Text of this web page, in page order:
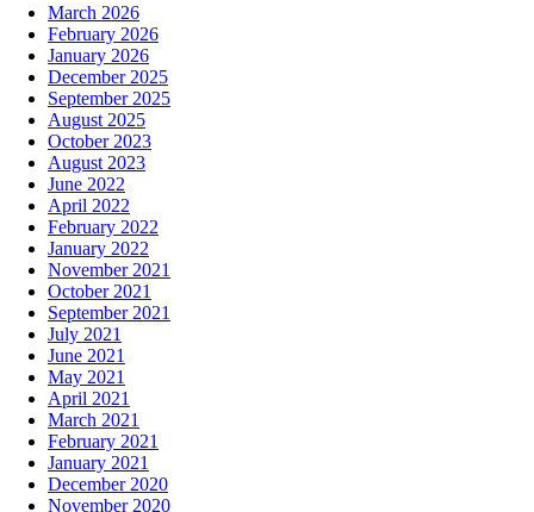
March 2026
February 2026
January 2026
December 2025
September 2025
August 2025
October 2023
August 2023
June 2022
April 2022
February 2022
January 2022
November 2021
October 2021
September 2021
July 2021
June 2021
May 2021
April 2021
March 2021
February 2021
January 2021
December 2020
November 2020